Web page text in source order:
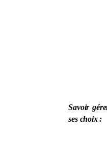
Savoir
ses choix :